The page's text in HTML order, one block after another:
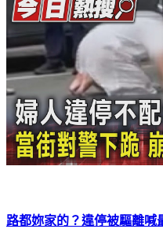
路都妳家的？違停被驅離